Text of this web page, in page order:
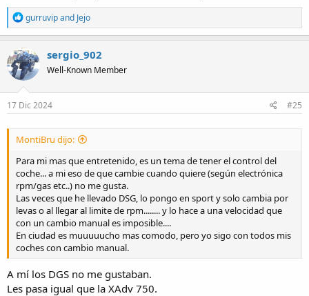
R
e
a
c
t
i
o
n
s
gurruvipand Jejo
sergio_902
Well-Known Member
17 Dic 2024 #25
MontiBru dijo:
Para mi mas que entretenido, es un tema de tener el control del
coche... a mi eso de que cambie cuando quiere (según electrónica
rpm/gas etc..) no me gusta.
Las veces que he llevado DSG, lo pongo en sport y solo cambia por
levas o al llegar al limite de rpm........ y lo hace a una velocidad que
con un cambio manual es imposible....
En ciudad es muuuuucho mas comodo, pero yo sigo con todos mis
coches con cambio manual.
A mí los DGS no me gustaban.
Les pasa igual que la XAdv 750.